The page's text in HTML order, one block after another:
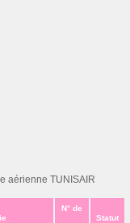
aérienne TUNISAIR
N° de
Statut